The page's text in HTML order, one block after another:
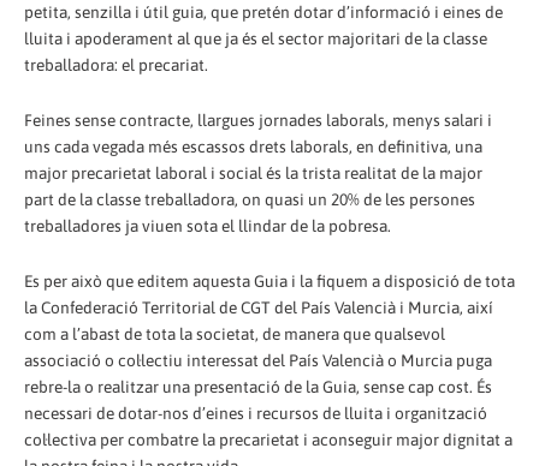
petita, senzilla i útil guia, que pretén dotar d’informació i eines de
lluita i apoderament al que ja és el sector majoritari de la classe
treballadora: el precariat.
Feines sense contracte, llargues jornades laborals, menys salari i
uns cada vegada més escassos drets laborals, en definitiva, una
major precarietat laboral i social és la trista realitat de la major
part de la classe treballadora, on quasi un 20% de les persones
treballadores ja viuen sota el llindar de la pobresa.
Es per això que editem aquesta Guia i la fiquem a disposició de tota
la Confederació Territorial de CGT del País Valencià i Murcia, així
com a l’abast de tota la societat, de manera que qualsevol
associació o col·lectiu interessat del País Valencià o Murcia puga
rebre-la o realitzar una presentació de la Guia, sense cap cost. És
necessari de dotar-nos d’eines i recursos de lluita i organització
col·lectiva per combatre la precarietat i aconseguir major dignitat a